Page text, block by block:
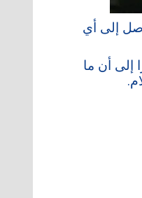
إلى أي
إلى أن ما